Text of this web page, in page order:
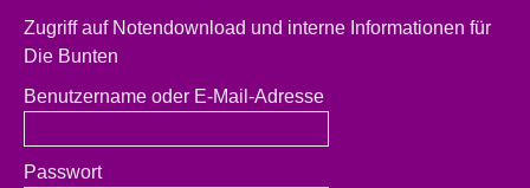
Zugriff auf Notendownload und interne Informationen für
Die Bunten
Benutzername oder E-Mail-Adresse
Passwort